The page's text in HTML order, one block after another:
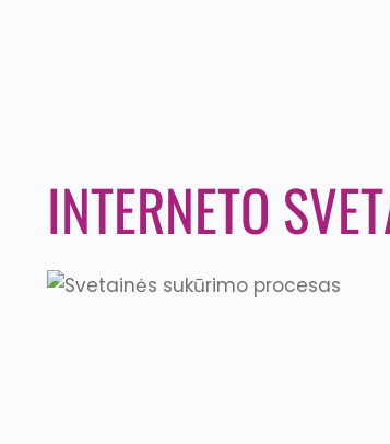
INTERNETO